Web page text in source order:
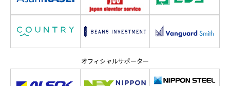
オフィシャルサポーター